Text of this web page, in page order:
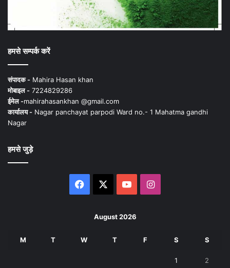
हमसे सम्पर्क करें
संपादक - Mahira Hasan khan
मोबाइल - 7224829286
ईमेल -mahirahasankhan @gmail.com
कार्यालय - Nagar panchayat parpodi Ward no.- 1 Mahatma gandhi
Nagar
हमसे जुड़े
Facebook YouTubeInstagram
August 2026
M T W T F S S
1 2